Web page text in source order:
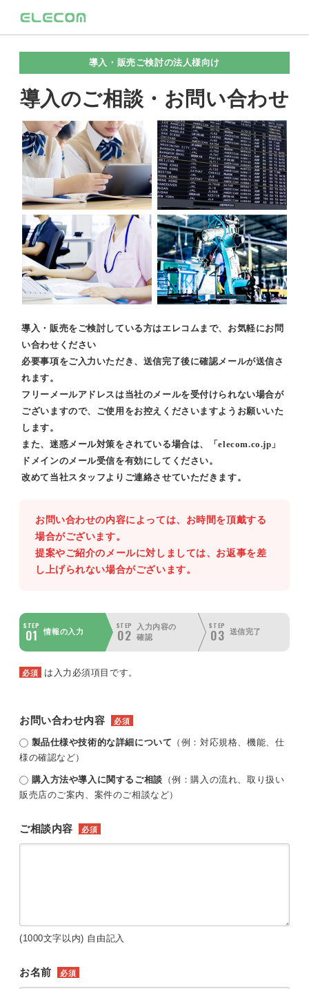
導入・販売ご検討の法人様向け
導入のご相談・お問い合わせ
導入・販売をご検討している方はエレコムまで、お気軽にお問
い合わせください
必要事項をご入力いただき、送信完了後に確認メールが送信さ
れます。
フリーメールアドレスは当社のメールを受付けられない場合が
ございますので、ご使用をお控えくださいますようお願いいた
します。
また、迷惑メール対策をされている場合は、「elecom.co.jp」
ドメインのメール受信を有効にしてください。
改めて当社スタッフよりご連絡させていただきます。
お問い合わせの内容によっては、お時間を頂戴する
場合がございます。
提案やご紹介のメールに対しましては、お返事を差
し上げられない場合がございます。
STEP
01 情報の入力
STEP
02
入力内容の
確認
STEP
03 送信完了
必須 は入力必須項目です。
お問い合わせ内容 必須
製品仕様や技術的な詳細について （例：対応規格、機能、仕
様の確認など）
購入方法や導入に関するご相談 （例：購入の流れ、取り扱い
販売店のご案内、案件のご相談など）
ご相談内容 必須
(1000文字以内) 自由記入
お名前 必須